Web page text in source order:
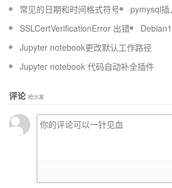
常见的日期和时间格式符号
pymysql插
SSLCertVerificationError 出错
Jupyter notebook更改默认工作路径
Jupyter notebook 代码自动补全插件
评论 抢沙发